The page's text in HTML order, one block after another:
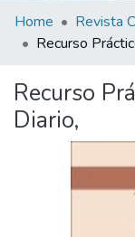
Home Revista
Recurso
Diario,